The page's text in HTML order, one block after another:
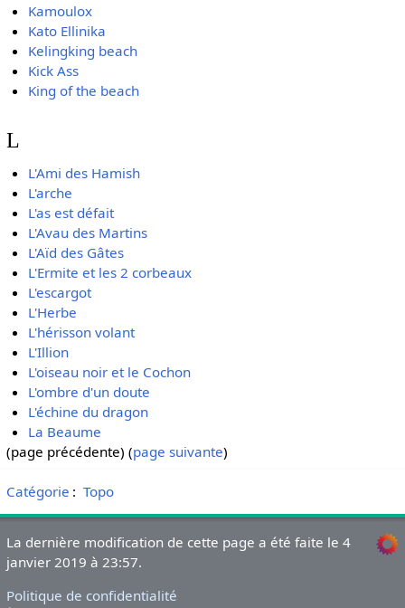
Kamoulox
Kato Ellinika
Kelingking beach
Kick Ass
King of the beach
L
L'Ami des Hamish
L'arche
L'as est défait
L'Avau des Martins
L'Aïd des Gâtes
L'Ermite et les 2 corbeaux
L'escargot
L'Herbe
L'hérisson volant
L'Illion
L'oiseau noir et le Cochon
L'ombre d'un doute
L'échine du dragon
La Beaume
(page précédente) (page suivante)
Catégorie : Topo
La dernière modification de cette page a été faite le 4
janvier 2019 à 23:57.
Politique de confidentialité